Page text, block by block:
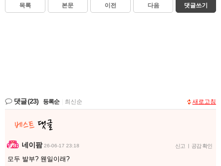
목록 본문 이전 다음 댓글쓰기
댓글(23) 등록순 최신순 새로고침
네이팜 26-06-17 23:18 신고 | 공감 확인
모두 발부? 웬일이래?